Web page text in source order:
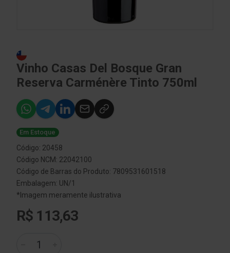
Vinho Casas Del Bosque Gran
Reserva Carménère Tinto 750ml
Em Estoque
Código: 20458
Código NCM: 22042100
Código de Barras do Produto: 7809531601518
Embalagem: UN/1
*Imagem meramente ilustrativa
R$ 113,63